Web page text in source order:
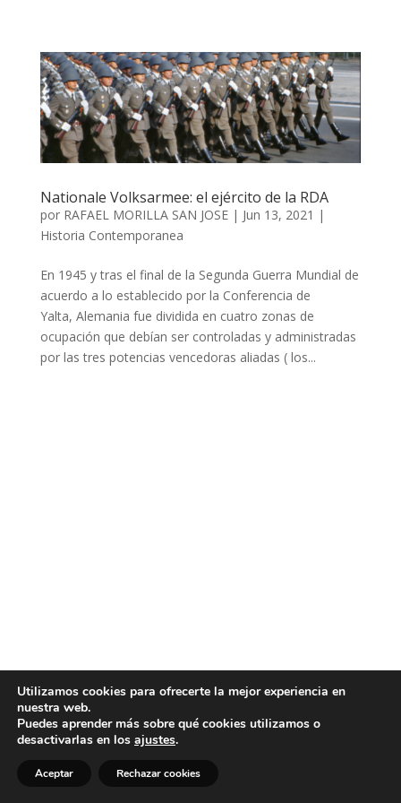
Nationale Volksarmee: el ejército de la RDA
por RAFAEL MORILLA SAN JOSE| Jun 13, 2021 |
Historia Contemporanea
En 1945 y tras el final de la Segunda Guerra Mundial de
acuerdo a lo establecido por la Conferencia de
Yalta, Alemania fue dividida en cuatro zonas de
ocupación que debían ser controladas y administradas
por las tres potencias vencedoras aliadas ( los...
Utilizamos cookies para ofrecerte la mejor experiencia en
nuestra web.
Puedes aprender más sobre qué cookies utilizamos o
desactivarlas en los ajustes.
Aceptar Rechazar cookies